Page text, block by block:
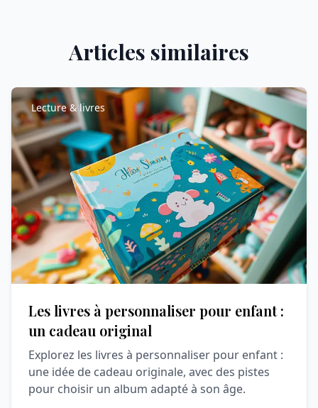
Articles similaires
Lecture & livres
Les livres à personnaliser pour enfant :
un cadeau original
Explorez les livres à personnaliser pour enfant :
une idée de cadeau originale, avec des pistes
pour choisir un album adapté à son âge.